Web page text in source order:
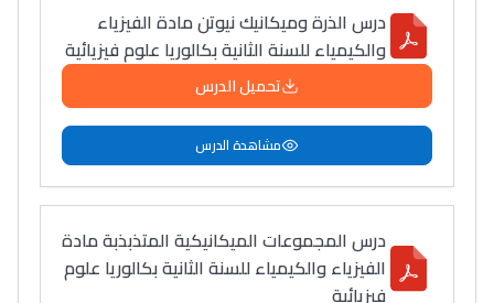
درس الذرة وميكانيك نيوتن مادة الفيزياء
والكيمياء للسنة الثانية بكالوريا علوم فيزيائية
تحميل الدرس
مشاهدة الدرس
درس المجموعات الميكانيكية المتذبذبة مادة
الفيزياء والكيمياء للسنة الثانية بكالوريا علوم
فيزيائية